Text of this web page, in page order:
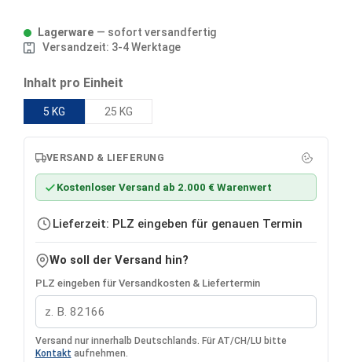
Lagerware — sofort versandfertig
Versandzeit: 3-4 Werktage
Inhalt pro Einheit
5 KG 25 KG
VERSAND & LIEFERUNG
Kostenloser Versand ab 2.000 € Warenwert
Lieferzeit: PLZ eingeben für genauen Termin
Wo soll der Versand hin?
PLZ eingeben für Versandkosten & Liefertermin
Versand nur innerhalb Deutschlands. Für AT/CH/LU bitte
Kontakt aufnehmen.